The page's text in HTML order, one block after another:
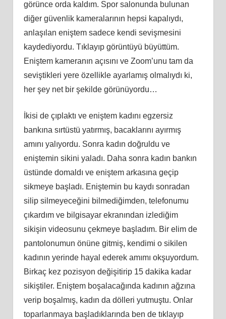
görünce orda kaldım. Spor salonunda bulunan
diğer güvenlik kameralarının hepsi kapalıydı,
anlaşılan eniştem sadece kendi sevişmesini
kaydediyordu. Tıklayıp görüntüyü büyüttüm.
Eniştem kameranın açısını ve Zoom’unu tam da
seviştikleri yere özellikle ayarlamış olmalıydı ki,
her şey net bir şekilde görünüyordu…
İkisi de çıplaktı ve eniştem kadını egzersiz
bankına sırtüstü yatırmış, bacaklarını ayırmış
amını yalıyordu. Sonra kadın doğruldu ve
eniştemin sikini yaladı. Daha sonra kadın bankın
üstünde domaldı ve eniştem arkasına geçip
sikmeye başladı. Eniştemin bu kaydı sonradan
silip silmeyeceğini bilmediğimden, telefonumu
çıkardım ve bilgisayar ekranından izlediğim
sikişin videosunu çekmeye başladım. Bir elim de
pantolonumun önüne gitmiş, kendimi o sikilen
kadının yerinde hayal ederek amımı okşuyordum.
Birkaç kez pozisyon değişitirip 15 dakika kadar
sikiştiler. Eniştem boşalacağında kadının ağzına
verip boşalmış, kadın da dölleri yutmuştu. Onlar
toparlanmaya başladıklarında ben de tıklayıp